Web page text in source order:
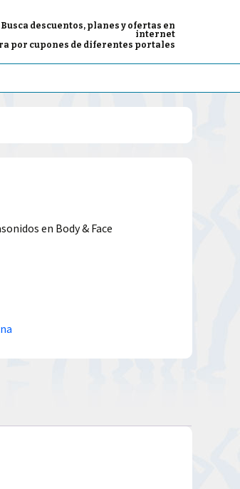
Busca descuentos, planes y ofertas en
internet
por cupones de diferentes portales
en Body & Face